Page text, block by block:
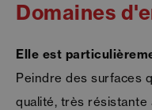
Domaines
Elle est
Peindre des surfaces
qualité, très résistante